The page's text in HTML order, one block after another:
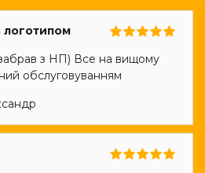
логотипом
з НП) Все на вищому
обслуговуванням